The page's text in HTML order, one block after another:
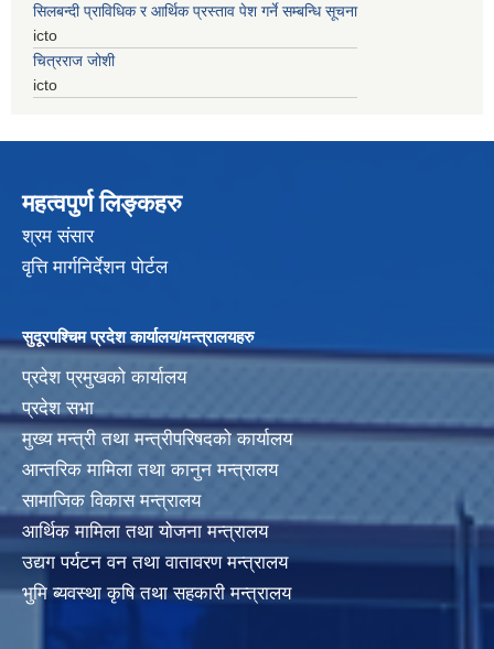
सिलबन्दी प्राविधिक र आर्थिक प्रस्ताव पेश गर्ने सम्बन्धि सूचना
icto
चित्रराज जोशी
icto
महत्वपुर्ण लिङ्कहरु
श्रम संसार
वृत्ति मार्गनिर्देशन पोर्टल
सुदूरपश्चिम प्रदेश कार्यालय/मन्त्रालयहरु
प्रदेश प्रमुखको कार्यालय
प्रदेश सभा
मुख्य मन्त्री तथा मन्त्रीपरिषदको कार्यालय
आन्तरिक मामिला तथा कानुन मन्त्रालय
सामाजिक विकास मन्त्रालय
आर्थिक मामिला तथा योजना मन्त्रालय
उद्यग पर्यटन वन तथा वातावरण मन्त्रालय
भुमि ब्यवस्था कृषि तथा सहकारी मन्त्रालय